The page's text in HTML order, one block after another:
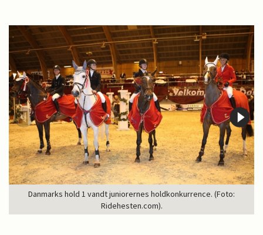
Danmarks hold 1 vandt juniorernes holdkonkurrence. (Foto:
Ridehesten.com).